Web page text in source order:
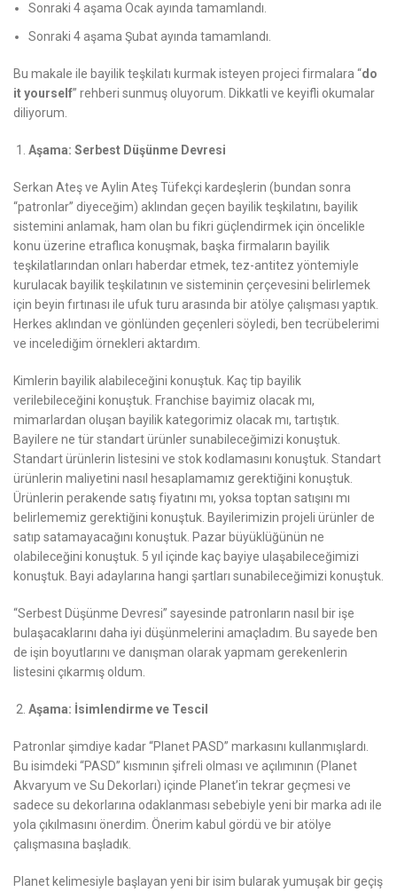
Sonraki 4 aşama Ocak ayında tamamlandı.
Sonraki 4 aşama Şubat ayında tamamlandı.
Bu makale ile bayilik teşkilatı kurmak isteyen projeci firmalara “do
it yourself” rehberi sunmuş oluyorum. Dikkatli ve keyifli okumalar
diliyorum.
Aşama: Serbest Düşünme Devresi
Serkan Ateş ve Aylin Ateş Tüfekçi kardeşlerin (bundan sonra
“patronlar” diyeceğim) aklından geçen bayilik teşkilatını, bayilik
sistemini anlamak, ham olan bu fikri güçlendirmek için öncelikle
konu üzerine etraflıca konuşmak, başka firmaların bayilik
teşkilatlarından onları haberdar etmek, tez-antitez yöntemiyle
kurulacak bayilik teşkilatının ve sisteminin çerçevesini belirlemek
için beyin fırtınası ile ufuk turu arasında bir atölye çalışması yaptık.
Herkes aklından ve gönlünden geçenleri söyledi, ben tecrübelerimi
ve incelediğim örnekleri aktardım.
Kimlerin bayilik alabileceğini konuştuk. Kaç tip bayilik
verilebileceğini konuştuk. Franchise bayimiz olacak mı,
mimarlardan oluşan bayilik kategorimiz olacak mı, tartıştık.
Bayilere ne tür standart ürünler sunabileceğimizi konuştuk.
Standart ürünlerin listesini ve stok kodlamasını konuştuk. Standart
ürünlerin maliyetini nasıl hesaplamamız gerektiğini konuştuk.
Ürünlerin perakende satış fiyatını mı, yoksa toptan satışını mı
belirlememiz gerektiğini konuştuk. Bayilerimizin projeli ürünler de
satıp satamayacağını konuştuk. Pazar büyüklüğünün ne
olabileceğini konuştuk. 5 yıl içinde kaç bayiye ulaşabileceğimizi
konuştuk. Bayi adaylarına hangi şartları sunabileceğimizi konuştuk.
“Serbest Düşünme Devresi” sayesinde patronların nasıl bir işe
bulaşacaklarını daha iyi düşünmelerini amaçladım. Bu sayede ben
de işin boyutlarını ve danışman olarak yapmam gerekenlerin
listesini çıkarmış oldum.
Aşama: İsimlendirme ve Tescil
Patronlar şimdiye kadar “Planet PASD” markasını kullanmışlardı.
Bu isimdeki “PASD” kısmının şifreli olması ve açılımının (Planet
Akvaryum ve Su Dekorları) içinde Planet’in tekrar geçmesi ve
sadece su dekorlarına odaklanması sebebiyle yeni bir marka adı ile
yola çıkılmasını önerdim. Önerim kabul gördü ve bir atölye
çalışmasına başladık.
Planet kelimesiyle başlayan yeni bir isim bularak yumuşak bir geçiş